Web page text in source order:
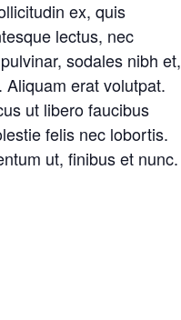
ex, quis
lectus, nec
sodales nibh et,
erat volutpat.
ut libero faucibus
felis nec lobortis.
ut, finibus et nunc.